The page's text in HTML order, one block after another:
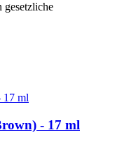
gesetzliche
- 17 ml